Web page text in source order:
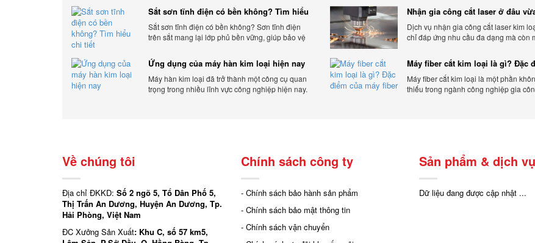
hàng. Xem ngay nhé.
Sắt sơn tĩnh điện có bền không? Tìm hiểu
chi tiết
Sắt sơn tĩnh điện có bền không? Sơn tĩnh điện
trên sắt mang lại lớp phủ bền vững, giúp bảo vệ
bên ngoài.
Nhận gia công cắt laser ở đâu
chất lượng
Dịch vụ nhận gia công cắt laser kim
chỉ đáp ứng nhu cầu đa dạng mà còn
Ứng dụng của máy hàn kim loại hiện nay
Máy hàn kim loại đã trở thành một công cụ quan
trọng trong nhiều lĩnh vực công nghiệp hiện nay.
Máy fiber cắt kim loại là gì? Đặc
máy fiber
Máy fiber cắt kim loại là một phần
thiếu trong ngành công nghiệp gia
Về chúng tôi
Địa chỉ ĐKKD: Số 2 ngõ 5, Tổ Dân Phố 5,
Thị Trấn An Dương, Huyện An Dương, Tp.
Hải Phòng, Việt Nam
ĐC Xưởng Sản Xuất: Khu C, số 57 km5,
Chính sách công ty
- Chính sách bảo hành sản phẩm
- Chính sách bảo mật thông tin
- Chính sách vận chuyển
Sản phẩm & dịch vụ
Dữ liệu đang được cập nhật ...